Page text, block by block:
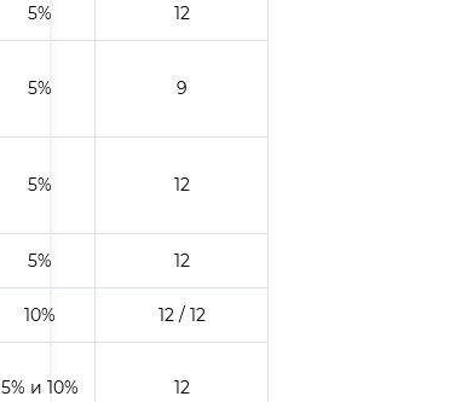
5% 12
5% 9
5% 12
5% 12
10% 12 / 12
5% и 10% 12